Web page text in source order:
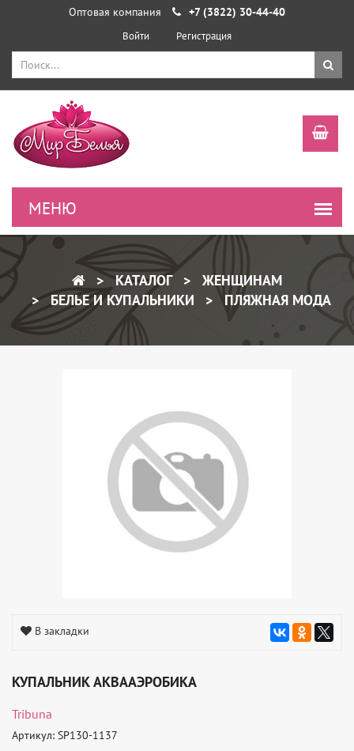
Оптовая компания +7 (3822) 30-44-40
Войти Регистрация
КАТАЛОГ
ЖЕНЩИНАМ
БЕЛЬЕ И КУПАЛЬНИКИ
ПЛЯЖНАЯ МОДА
В закладки
КУПАЛЬНИК АКВААЭРОБИКА
Tribuna
Артикул: SP130-1137